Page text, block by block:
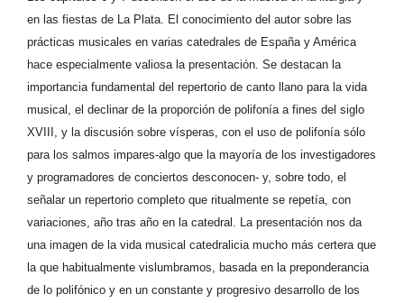
en las fiestas de La Plata. El conocimiento del autor sobre las
prácticas musicales en varias catedrales de España y América
hace especialmente valiosa la presentación. Se destacan la
importancia fundamental del repertorio de canto llano para la vida
musical, el declinar de la proporción de polifonía a fines del siglo
XVIII, y la discusión sobre vísperas, con el uso de polifonía sólo
para los salmos impares-algo que la mayoría de los investigadores
y programadores de conciertos desconocen- y, sobre todo, el
señalar un repertorio completo que ritualmente se repetía, con
variaciones, año tras año en la catedral. La presentación nos da
una imagen de la vida musical catedralicia mucho más certera que
la que habitualmente vislumbramos, basada en la preponderancia
de lo polifónico y en un constante y progresivo desarrollo de los